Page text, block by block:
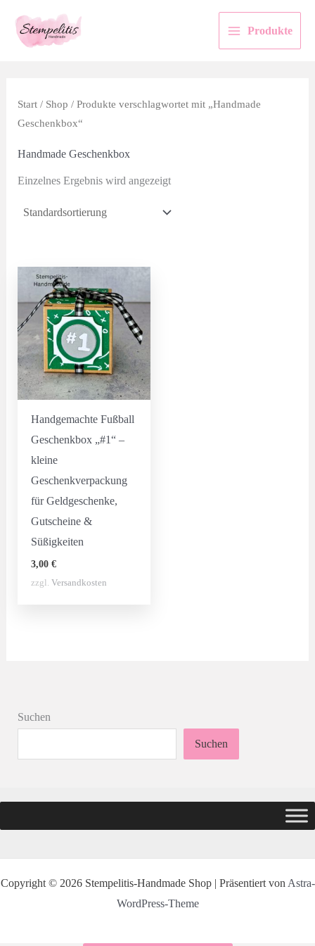
Inhalt
springen
Produkte
Start/ Shop / Produkte verschlagwortet mit „Handmade
Geschenkbox“
Handmade Geschenkbox
Einzelnes Ergebnis wird angezeigt
Handgemachte Fußball
Geschenkbox „#1“ –
kleine
Geschenkverpackung
für Geldgeschenke,
Gutscheine &
Süßigkeiten
3,00 €
zzgl. Versandkosten
Suchen
Suchen
Copyright © 2026 Stempelitis-Handmade Shop | Präsentiert von Astra-
WordPress-Theme